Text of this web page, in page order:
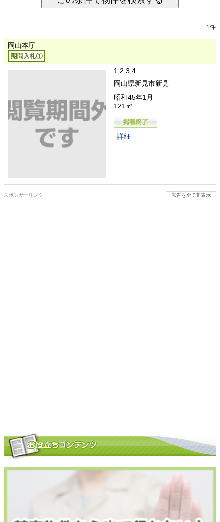
1件
岡山本庁
1,2,3,4
岡山県新見市新見
昭和45年1月
121㎡
詳細
スポンサーリンク 広告を全て非表示